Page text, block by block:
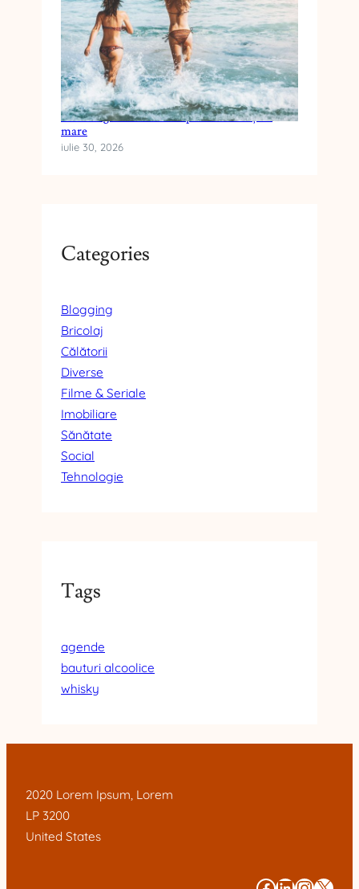
Cum alegi crema cu SPF pentru vacanța la
mare
iulie 30, 2026
Categories
Blogging
Bricolaj
Călătorii
Diverse
Filme & Seriale
Imobiliare
Sănătate
Social
Tehnologie
Tags
agende
bauturi alcoolice
whisky
2020 Lorem Ipsum, Lorem
LP 3200
United States